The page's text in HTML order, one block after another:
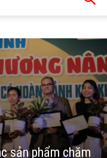
sản phẩm chăm